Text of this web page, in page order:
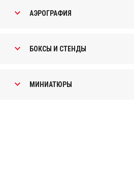
АЭРОГРАФИЯ
БОКСЫ И СТЕНДЫ
МИНИАТЮРЫ